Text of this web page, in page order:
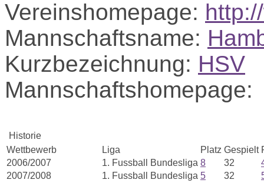
Vereinshomepage:
Mannschaftsname:
Kurzbezeichnung: HSV
Mannschaftshomepage:
Historie
Wettbewerb
Liga Platz Gespielt
2006/2007
1. Fussball Bundesliga 8 32
2007/2008
1. Fussball Bundesliga 5 32